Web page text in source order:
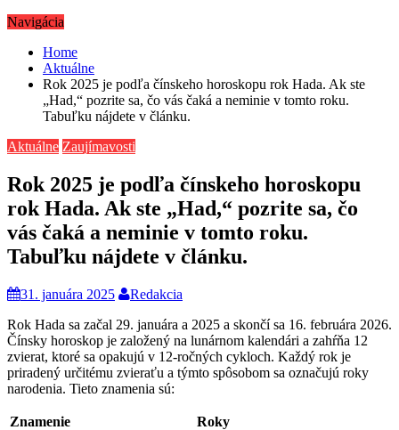
Navigácia
Home
Aktuálne
Rok 2025 je podľa čínskeho horoskopu rok Hada. Ak ste
„Had,“ pozrite sa, čo vás čaká a neminie v tomto roku.
Tabuľku nájdete v článku.
Aktuálne Zaujímavosti
Rok 2025 je podľa čínskeho horoskopu
rok Hada. Ak ste „Had,“ pozrite sa, čo
vás čaká a neminie v tomto roku.
Tabuľku nájdete v článku.
31. januára 2025
Redakcia
Rok Hada sa začal 29. januára a 2025 a skončí sa 16. februára 2026.
Čínsky horoskop je založený na lunárnom kalendári a zahŕňa 12
zvierat, ktoré sa opakujú v 12-ročných cykloch. Každý rok je
priradený určitému zvieraťu a týmto spôsobom sa označujú roky
narodenia. Tieto znamenia sú:
Znamenie
Roky